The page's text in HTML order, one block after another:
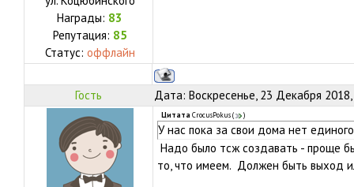
Награды: 83
Репутация: 85
Статус: оффлайн
Гость Дата: Воскресенье, 23 Декабря
Цитата CrocusPokus( )
У нас пока за свои дома нет
Надо было тсж создавать - проще
то, что имеем. Должен быть выход